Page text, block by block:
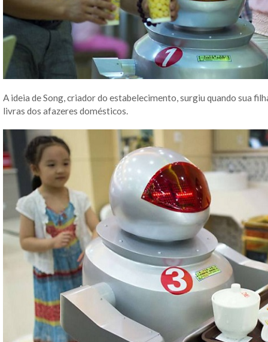
A ideia de Song, criador do estabelecimento, surgiu quando sua
livras dos afazeres domésticos.